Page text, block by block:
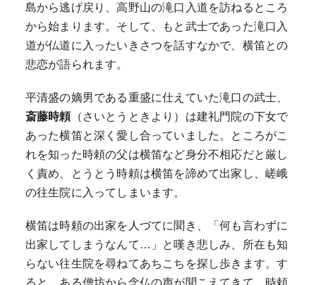
島から逃げ戻り、高野山の滝口入道を訪ねるところ
から始まります。そして、もと武士であった滝口入
道が仏道に入ったいきさつを話すなかで、横笛との
悲恋が語られます。
平清盛の嫡男である重盛に仕えていた滝口の武士、
斎藤時頼（さいとうときより）は建礼門院の下女で
あった横笛と深く愛し合っていました。ところがこ
れを知った時頼の父は横笛など身分不相応だと厳し
く責め、とうとう時頼は横笛を諦めて出家し、嵯峨
の往生院に入ってしまいます。
横笛は時頼の出家を人づてに聞き、「何も言わずに
出家してしまうなんて…」と嘆き悲しみ、所在も知
らない往生院を尋ねてあちこちを探し歩きます。す
ると、ある僧坊から念仏の声が聞こえてきて、時頼